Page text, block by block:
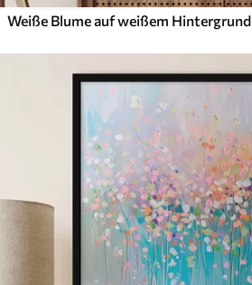
Weiße Blume auf weißem Hintergrund